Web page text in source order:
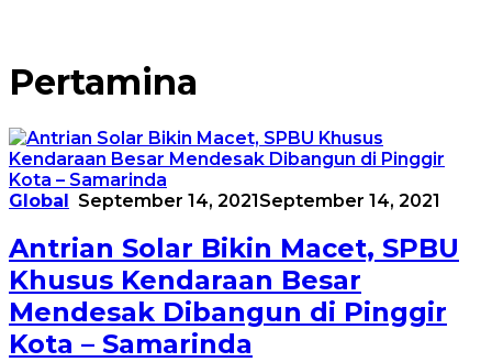
Pertamina
Global September 14, 2021September 14, 2021
Antrian Solar Bikin Macet, SPBU
Khusus Kendaraan Besar
Mendesak Dibangun di Pinggir
Kota – Samarinda